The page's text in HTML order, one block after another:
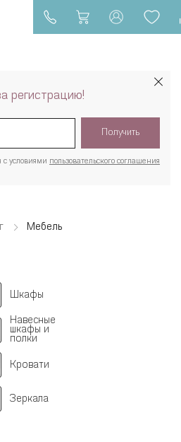
регистрацию!
Получить
с условиями пользовательского соглашения
Мебель
Шкафы
Навесные
шкафы и
полки
Кровати
Зеркала